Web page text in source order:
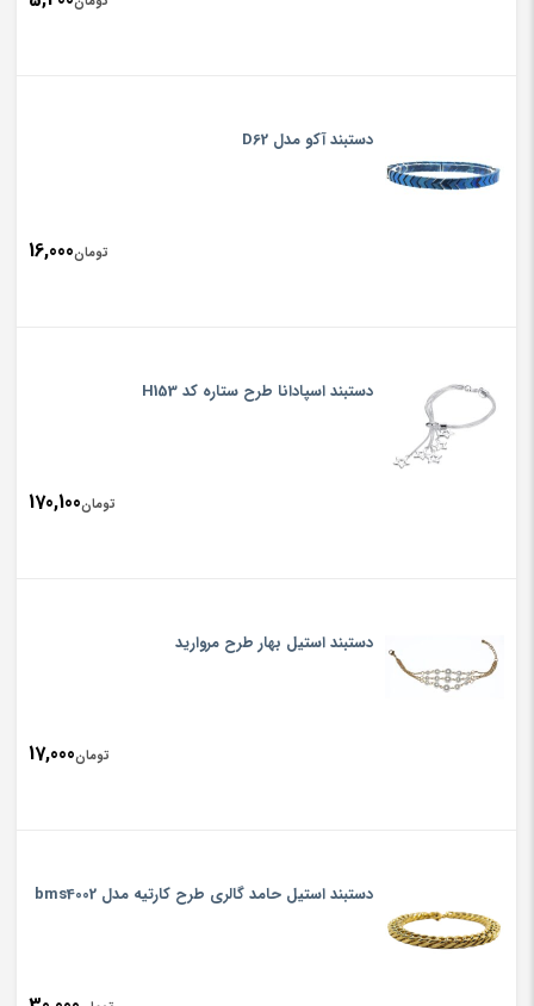
دستبند آکو مدل D62
تومان16,000
دستبند اسپادانا طرح ستاره کد H153
تومان170,100
دستبند استیل بهار طرح مروارید
تومان17,000
دستبند استیل حامد گالری طرح کارتیه مدل bms4002